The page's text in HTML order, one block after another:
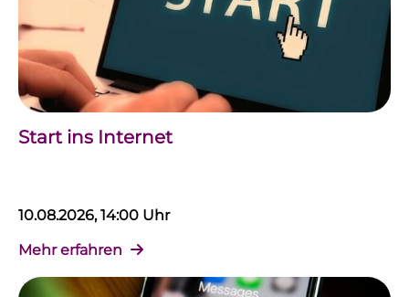
Start ins Internet
10.08.2026, 14:00 Uhr
Mehr erfahren